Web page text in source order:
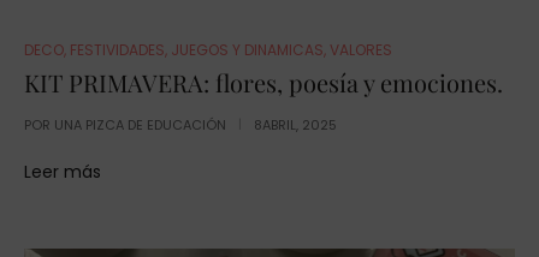
DECO, FESTIVIDADES, JUEGOS Y DINAMICAS,VALORES
KIT PRIMAVERA: flores, poesía y emociones.
POR UNA PIZCA DE EDUCACIÓN 8ABRIL, 2025
Leer más